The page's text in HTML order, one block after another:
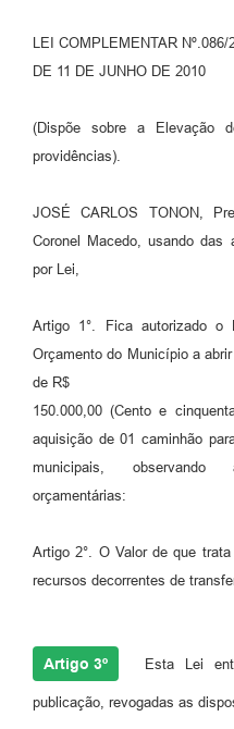
LEI COMPLEMENTAR Nº.086/
DE 11 DE JUNHO DE 2010
(Dispõe sobre a Elevação
providências).
JOSÉ CARLOS TONON,
Coronel Macedo, usando das
por Lei,
Artigo 1°. Fica autorizado o
Orçamento do Município a
de R$
150.000,00 (Cento e
aquisição de 01 caminhão
municipais, observando
orçamentárias:
Artigo 2°. O Valor de que
recursos decorrentes de
Artigo 3º Esta Lei
publicação, revogadas as